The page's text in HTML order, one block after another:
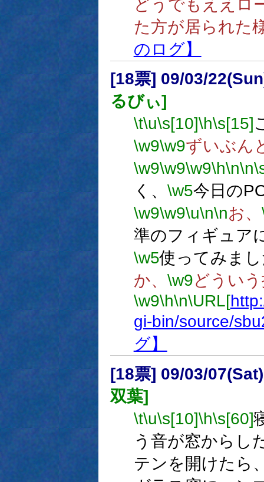
どうでもええロ
た方が居られた
のログ】
[18票] 09/03/
るびぃ]
\t\u\s[10]\h\s[15]
\w9\w9ずいぶん
\w9\w9\w9\h\n\n
く、 \w5今日の
\w9\w9\u\n\nお、
準のフィギュア
\w5使ってみま
か、 \w9どうい
\w9\h\n\URL[
gi-bin/source/
グ】
[18票] 09/03/
双葉]
\t\u\s[10]\h\s[60]
う音が窓からし
テンを開けたら